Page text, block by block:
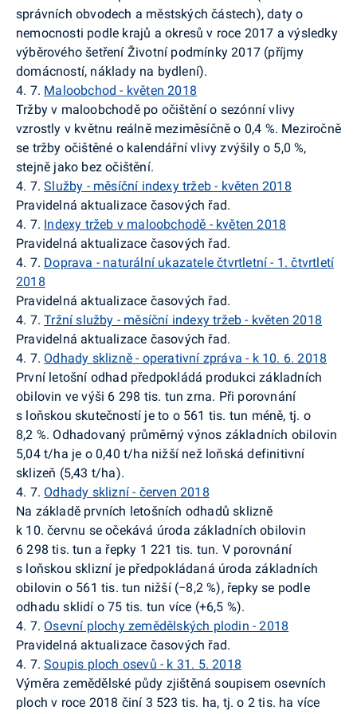
správních obvodech a městských částech), daty o
nemocnosti podle krajů a okresů v roce 2017 a výsledky
výběrového šetření Životní podmínky 2017 (příjmy
domácností, náklady na bydlení).
4. 7. Maloobchod - květen 2018
Tržby v maloobchodě po očištění o sezónní vlivy
vzrostly v květnu reálně meziměsíčně o 0,4 %. Meziročně
se tržby očištěné o kalendářní vlivy zvýšily o 5,0 %,
stejně jako bez očištění.
4. 7.Služby - měsíční indexy tržeb - květen 2018
Pravidelná aktualizace časových řad.
4. 7. Indexy tržeb v maloobchodě - květen 2018
Pravidelná aktualizace časových řad.
4. 7. Doprava - naturální ukazatele čtvrtletní - 1. čtvrtletí
2018
Pravidelná aktualizace časových řad.
4. 7.Tržní služby - měsíční indexy tržeb - květen 2018
Pravidelná aktualizace časových řad.
4. 7. Odhady sklizně - operativní zpráva - k 10. 6. 2018
První letošní odhad předpokládá produkci základních
obilovin ve výši 6 298 tis. tun zrna. Při porovnání
s loňskou skutečností je to o 561 tis. tun méně, tj. o
8,2 %. Odhadovaný průměrný výnos základních obilovin
5,04 t/ha je o 0,40 t/ha nižší než loňská definitivní
sklizeň (5,43 t/ha).
4. 7. Odhady sklizní - červen 2018
Na základě prvních letošních odhadů sklizně
k 10. červnu se očekává úroda základních obilovin
6 298 tis. tun a řepky 1 221 tis. tun. V porovnání
s loňskou sklizní je předpokládaná úroda základních
obilovin o 561 tis. tun nižší (−8,2 %), řepky se podle
odhadu sklidí o 75 tis. tun více (+6,5 %).
4. 7. Osevní plochy zemědělských plodin - 2018
Pravidelná aktualizace časových řad.
4. 7.Soupis ploch osevů - k 31. 5. 2018
Výměra zemědělské půdy zjištěná soupisem osevních
ploch v roce 2018 činí 3 523 tis. ha, tj. o 2 tis. ha více